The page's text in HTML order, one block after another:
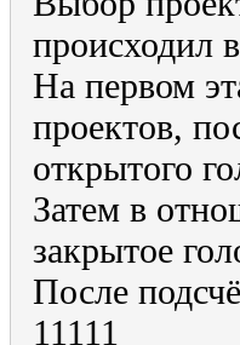
происходил
На первом
проектов,
открытого
Затем в
закрытое
После
11111